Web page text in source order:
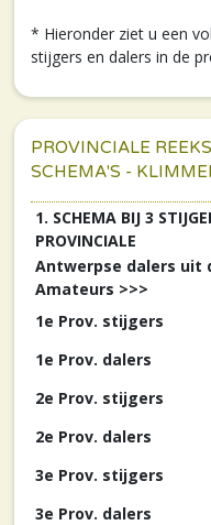
* Hieronder ziet u een
stijgers en dalers in de
PROVINCIALE
SCHEMA'S -
1. SCHEMA BIJ 3
PROVINCIALE
Antwerpse dalers uit
Amateurs >>>
1e Prov. stijgers
1e Prov. dalers
2e Prov. stijgers
2e Prov. dalers
3e Prov. stijgers
3e Prov. dalers